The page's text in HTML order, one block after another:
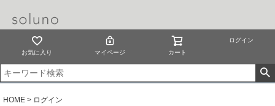
お気に入り マイページ カート
ログイン
HOME ログイン